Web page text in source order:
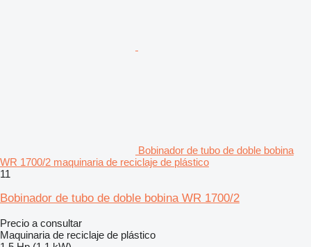
Bobinador de tubo de doble bobina
WR 1700/2 maquinaria de reciclaje de plástico
11
Bobinador de tubo de doble bobina WR 1700/2
Precio a consultar
Maquinaria de reciclaje de plástico